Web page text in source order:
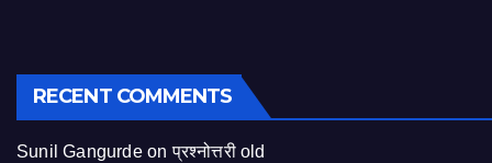
RECENT COMMENTS
Sunil Gangurdeonप्रश्नोत्तरी old